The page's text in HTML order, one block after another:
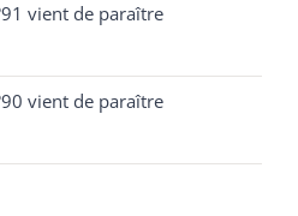
vient de paraître
vient de paraître